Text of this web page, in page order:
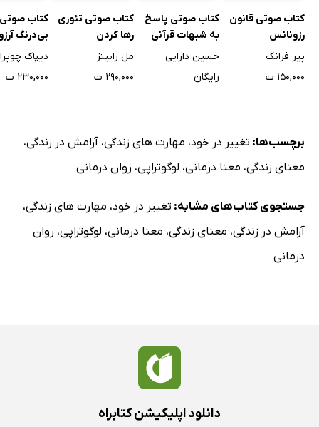
کتاب صوتی قانون
رزونانس
پیر فرانک
۱۵۰,۰۰۰ ت
کتاب صوتی پاسخ
به شبهات قرآنی
حسین دارایی
رایگان
کتاب صوتی تئوری
رها کردن
مل رابینز
۲۹۰,۰۰۰ ت
کتاب
بی‌درنگ
دیپاک چوپرا
۲۳۰,۰۰۰ ت
برچسب‌ها: تغییر در خود، مهارت های زندگی، آرامش در زندگی،
معنای زندگی، معنا درمانی، لوگوتراپی، روان درمانی
جستجوی کتاب‌های مشابه: تغییر در خود، مهارت های زندگی،
آرامش در زندگی، معنای زندگی، معنا درمانی، لوگوتراپی، روان
درمانی
دانلود اپلیکیشن کتابراه